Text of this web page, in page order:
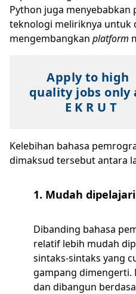
Python juga menyebabkan
teknologi meliriknya untuk
mengembangkan platform
Apply to high
quality jobs only
E K R U T
Kelebihan bahasa
dimaksud tersebut antara
1. Mudah dipelajari
Dibanding bahasa
relatif lebih mudah
sintaks-sintaks yang
gampang dimengerti.
dan dibangun